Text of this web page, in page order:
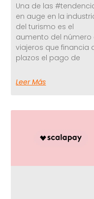
Una de las
en auge en la
del turismo es el
aumento del número
viajeros que financia
plazos el pago de
Leer Más